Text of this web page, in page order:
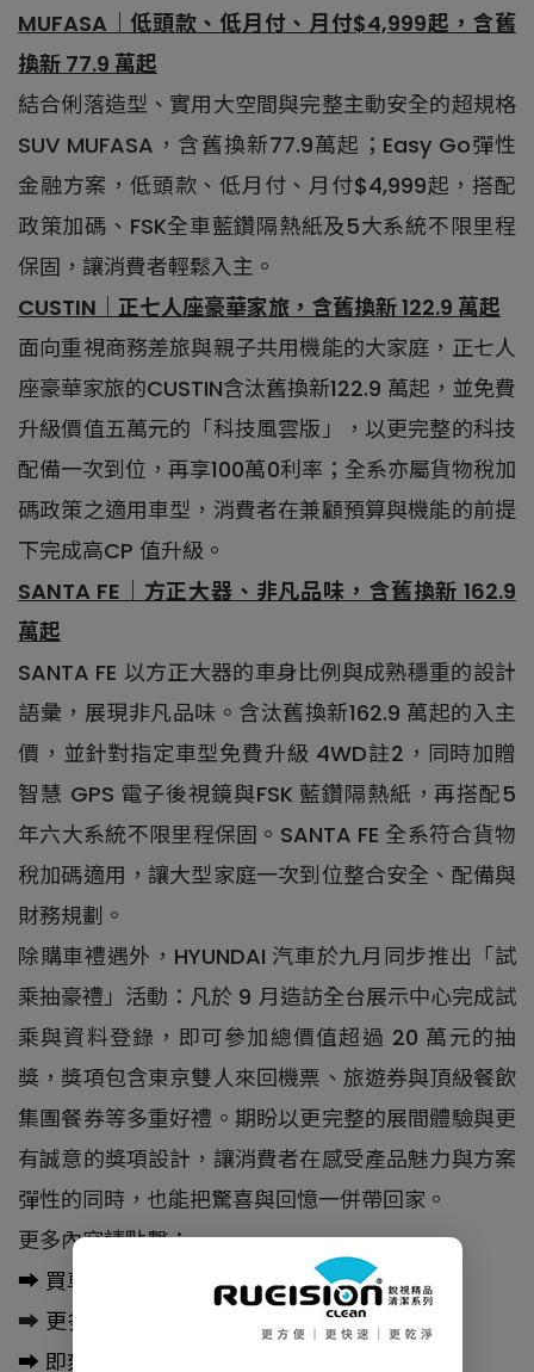
MUFASA｜低頭款、低月付、月付$4,999起，含舊
換新 77.9 萬起
結合俐落造型、實用大空間與完整主動安全的超規格
SUV MUFASA，含舊換新77.9萬起；Easy Go彈性
金融方案，低頭款、低月付、月付$4,999起，搭配
政策加碼、FSK全車藍鑽隔熱紙及5大系統不限里程
保固，讓消費者輕鬆入主。
CUSTIN｜正七人座豪華家旅，含舊換新 122.9 萬起
面向重視商務差旅與親子共用機能的大家庭，正七人
座豪華家旅的CUSTIN含汰舊換新122.9 萬起，並免費
升級價值五萬元的「科技風雲版」，以更完整的科技
配備一次到位，再享100萬0利率；全系亦屬貨物稅加
碼政策之適用車型，消費者在兼顧預算與機能的前提
下完成高CP 值升級。
SANTA FE｜方正大器、非凡品味，含舊換新 162.9
萬起
SANTA FE 以方正大器的車身比例與成熟穩重的設計
語彙，展現非凡品味。含汰舊換新162.9 萬起的入主
價，並針對指定車型免費升級 4WD註2，同時加贈
智慧 GPS 電子後視鏡與FSK 藍鑽隔熱紙，再搭配5
年六大系統不限里程保固。SANTA FE 全系符合貨物
稅加碼適用，讓大型家庭一次到位整合安全、配備與
財務規劃。
除購車禮遇外，HYUNDAI 汽車於九月同步推出「試
乘抽豪禮」活動：凡於 9 月造訪全台展示中心完成試
乘與資料登錄，即可參加總價值超過 20 萬元的抽
獎，獎項包含東京雙人來回機票、旅遊券與頂級餐飲
集團餐券等多重好禮。期盼以更完整的展間體驗與更
有誠意的獎項設計，讓消費者在感受產品魅力與方案
彈性的同時，也能把驚喜與回憶一併帶回家。
更多內容請點擊：
➡️ 買車不知從哪下手？購車趣告訴你
➡️ 更多新車訊息盡在購車趣
➡️ 即刻訂閱購車趣Youtube頻道